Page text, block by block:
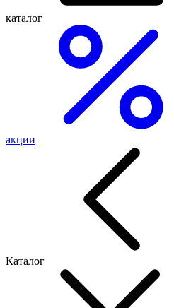
каталог
акции
Каталог